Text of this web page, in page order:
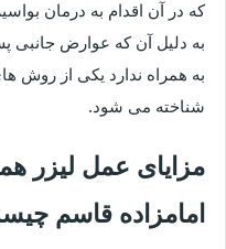
که در آن اقدام به درمان
به دلیل آن که عوارض جانبی
به همراه ندارد یکی از روش
شناخته می شود.
مزایای عمل لیزر
امامزاده قاسم